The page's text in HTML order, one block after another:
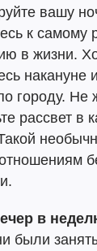
вашу
к самому
в жизни.
накануне
городу. Не
рассвет в
в
были